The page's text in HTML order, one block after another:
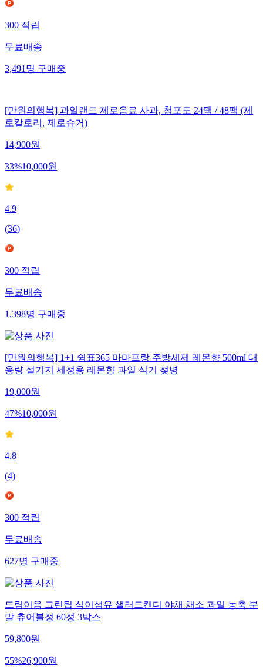
300적립
무료배송
3,491명구매중
[만원의행복] 과일랜드 제로음료 사과, 청포도 24팩 / 48팩 (제
로칼로리, 제로슈거)
14,900원
33%10,000원
4.9
(36)
300적립
무료배송
1,398명구매중
[만원의행복] 1+1 쉼표365 마마프랑 주방세제 레몬향 500ml 대
용량 설거지 세정용 레몬향 과일 식기 젖병
19,000원
47%10,000원
4.8
(4)
300적립
무료배송
627명구매중
드림이음 그린팁 식이섬유 샐러드캔디 야채 채소 과일 농축 분
말 츄어블정 60정 3박스
59,800원
55%26,900원